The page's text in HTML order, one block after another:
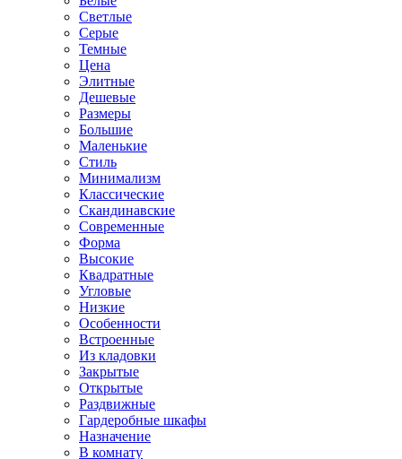
Светлые
Серые
Темные
Цена
Элитные
Дешевые
Размеры
Большие
Маленькие
Стиль
Минимализм
Классические
Скандинавские
Современные
Форма
Высокие
Квадратные
Угловые
Низкие
Особенности
Встроенные
Из кладовки
Закрытые
Открытые
Раздвижные
Гардеробные шкафы
Назначение
В комнату